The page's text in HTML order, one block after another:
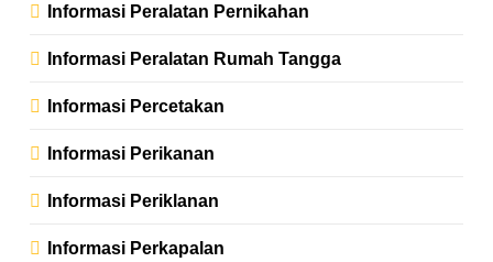
Informasi Peralatan Pernikahan
Informasi Peralatan Rumah Tangga
Informasi Percetakan
Informasi Perikanan
Informasi Periklanan
Informasi Perkapalan